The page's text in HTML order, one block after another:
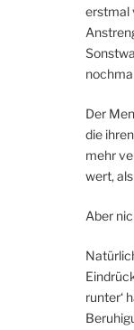
erstmal
Der
die
mehr
wert,
Aber
runter‘